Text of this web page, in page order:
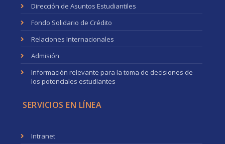
Dirección de Asuntos Estudiantiles
Fondo Solidario de Crédito
Relaciones Internacionales
Admisión
Información relevante para la toma de decisiones de
los potenciales estudiantes
SERVICIOS EN LÍNEA
Intranet